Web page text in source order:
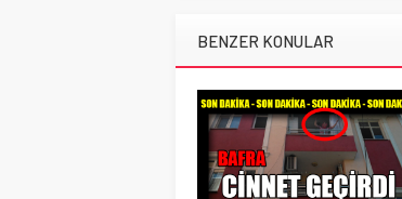
BENZER KONULAR